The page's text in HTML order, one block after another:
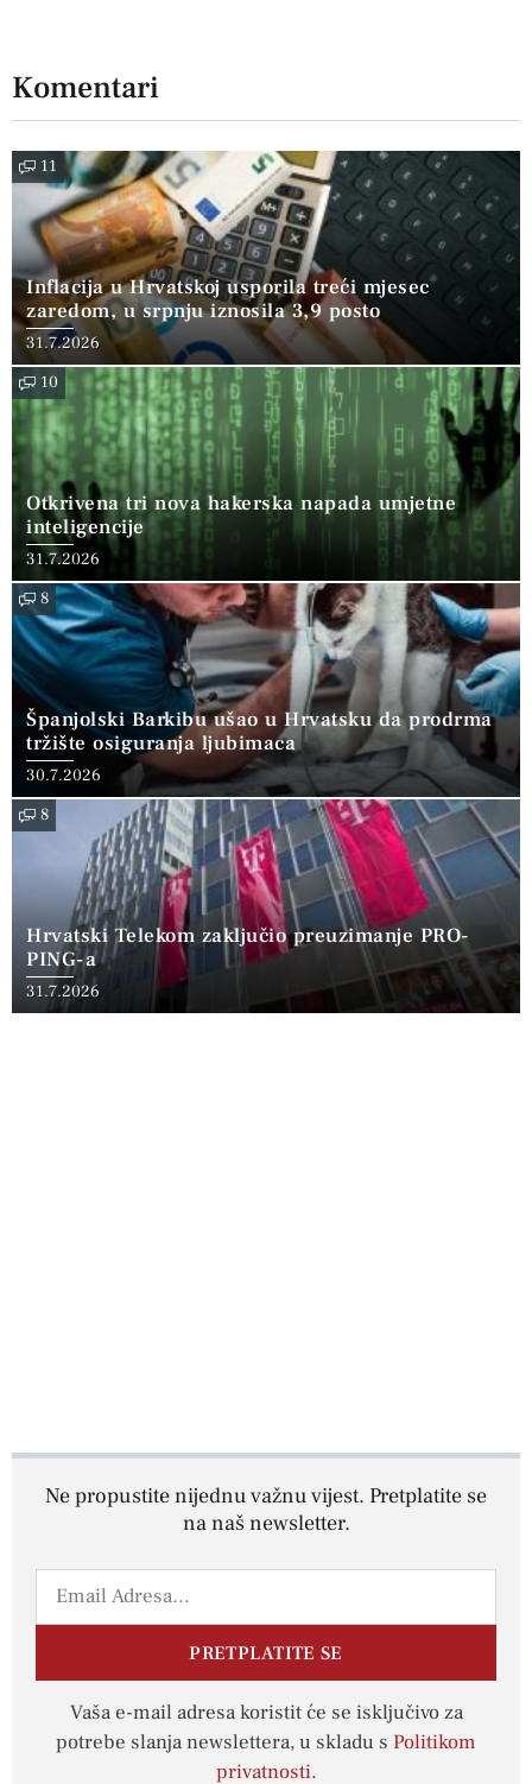
Komentari
11
Inflacija u Hrvatskoj usporila treći mjesec
zaredom, u srpnju iznosila 3,9 posto
31.7.2026
10
Otkrivena tri nova hakerska napada umjetne
inteligencije
31.7.2026
8
Španjolski Barkibu ušao u Hrvatsku da prodrma
tržište osiguranja ljubimaca
30.7.2026
8
Hrvatski Telekom zaključio preuzimanje PRO-
PING-a
31.7.2026
Ne propustite nijednu važnu vijest. Pretplatite se
na naš newsletter.
PRETPLATITE SE
Vaša e-mail adresa koristit će se isključivo za
potrebe slanja newslettera, u skladu s Politikom
privatnosti.